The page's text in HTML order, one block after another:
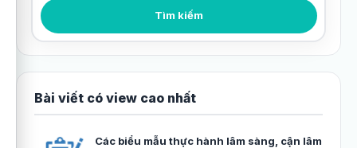
Tìm kiếm bài viết Tìm kiếm
Bài viết có view cao nhất
Các biểu mẫu thực hành lâm sàng, cận lâm